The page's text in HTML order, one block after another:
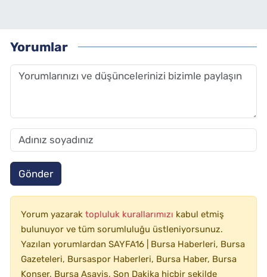
Yorumlar
Gönder
Yorum yazarak topluluk kurallarımızı kabul etmiş
bulunuyor ve tüm sorumluluğu üstleniyorsunuz.
Yazılan yorumlardan SAYFA16 | Bursa Haberleri, Bursa
Gazeteleri, Bursaspor Haberleri, Bursa Haber, Bursa
Konser, Bursa Asayiş, Son Dakika hiçbir şekilde